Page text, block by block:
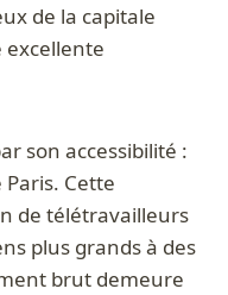
de la capitale
excellente
son accessibilité :
Paris. Cette
de télétravailleurs
plus grands à des
brut demeure